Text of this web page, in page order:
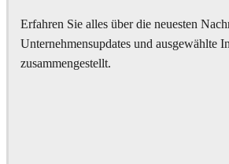
Erfahren Sie alles über die neuesten
Unternehmensupdates und ausgewählte
zusammengestellt.